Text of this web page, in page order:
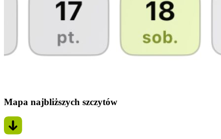
Mapa najbliższych szczytów